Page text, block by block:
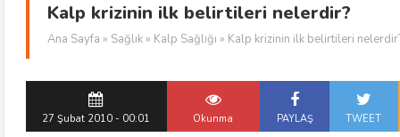
Kalp krizinin ilk belirtileri nelerdir?
Ana Sayfa » Sağlık » Kalp Sağlığı » Kalp krizinin ilk belirtileri
27 Şubat 2010 - 00:01 Okunma PAYLAŞ TWEET